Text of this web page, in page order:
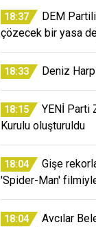
18:37
DEM Partili
çözecek bir yasa
18:33 Deniz Harp
18:15
YENİ Parti
Kurulu oluşturuldu
18:04
Gişe
'Spider-Man'
18:04
Avcılar